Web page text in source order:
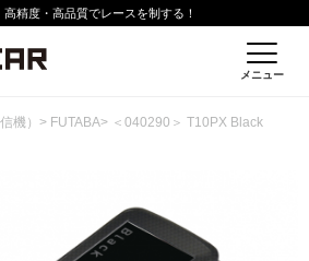
精度・高品質でレースを制する！
メニュー
機） > FUTABA> ＜040290＞ T10PX Black